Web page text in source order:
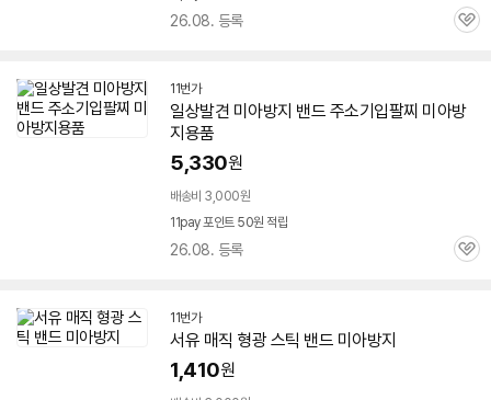
26.08. 등록
관
11번가
일상발견 미아방지 밴드 주소기입팔찌 미아방
지용품
5,330원
배송비 3,000원
11pay 포인트 50원 적립
26.08. 등록
관
11번가
서유 매직 형광 스틱 밴드 미아방지
1,410원